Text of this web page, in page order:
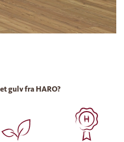
gulv fra HARO?